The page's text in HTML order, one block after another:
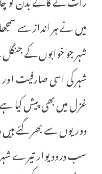
میں نے ہر انداز سے
شہر جو خوابوں کے
شہر کی اسی صارفیت
غزل میں بھی پیش کیا
دوریوں سے بھر گئے
سب درودیوار تیرے